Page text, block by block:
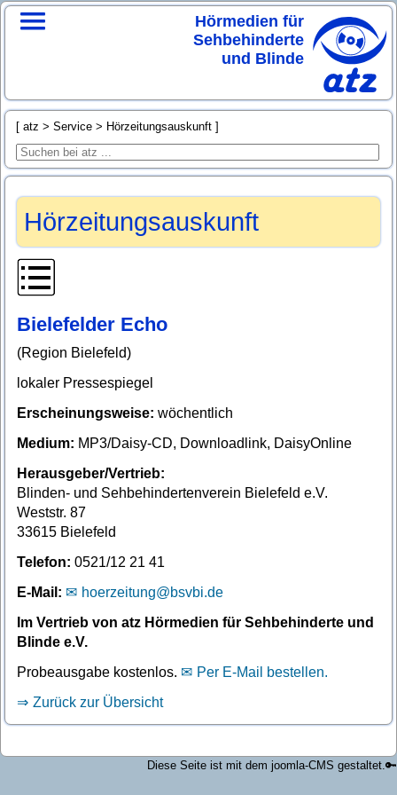
Hörmedien für
Sehbehinderte
und Blinde
atz Service Hörzeitungsauskunft
Hörzeitungsauskunft
Bielefelder Echo
(Region Bielefeld)
lokaler Pressespiegel
Erscheinungsweise: wöchentlich
Medium: MP3/Daisy-CD, Downloadlink, DaisyOnline
Herausgeber/Vertrieb:
Blinden- und Sehbehindertenverein Bielefeld e.V.
Weststr. 87
33615 Bielefeld
Telefon: 0521/12 21 41
E-Mail:
hoerzeitung@bsvbi.de
Im Vertrieb von atz Hörmedien für Sehbehinderte und
Blinde e.V.
Probeausgabe kostenlos.
Per E-Mail bestellen.
Zurück zur Übersicht
🔑
Diese Seite ist mit dem joomla-CMS gestaltet.